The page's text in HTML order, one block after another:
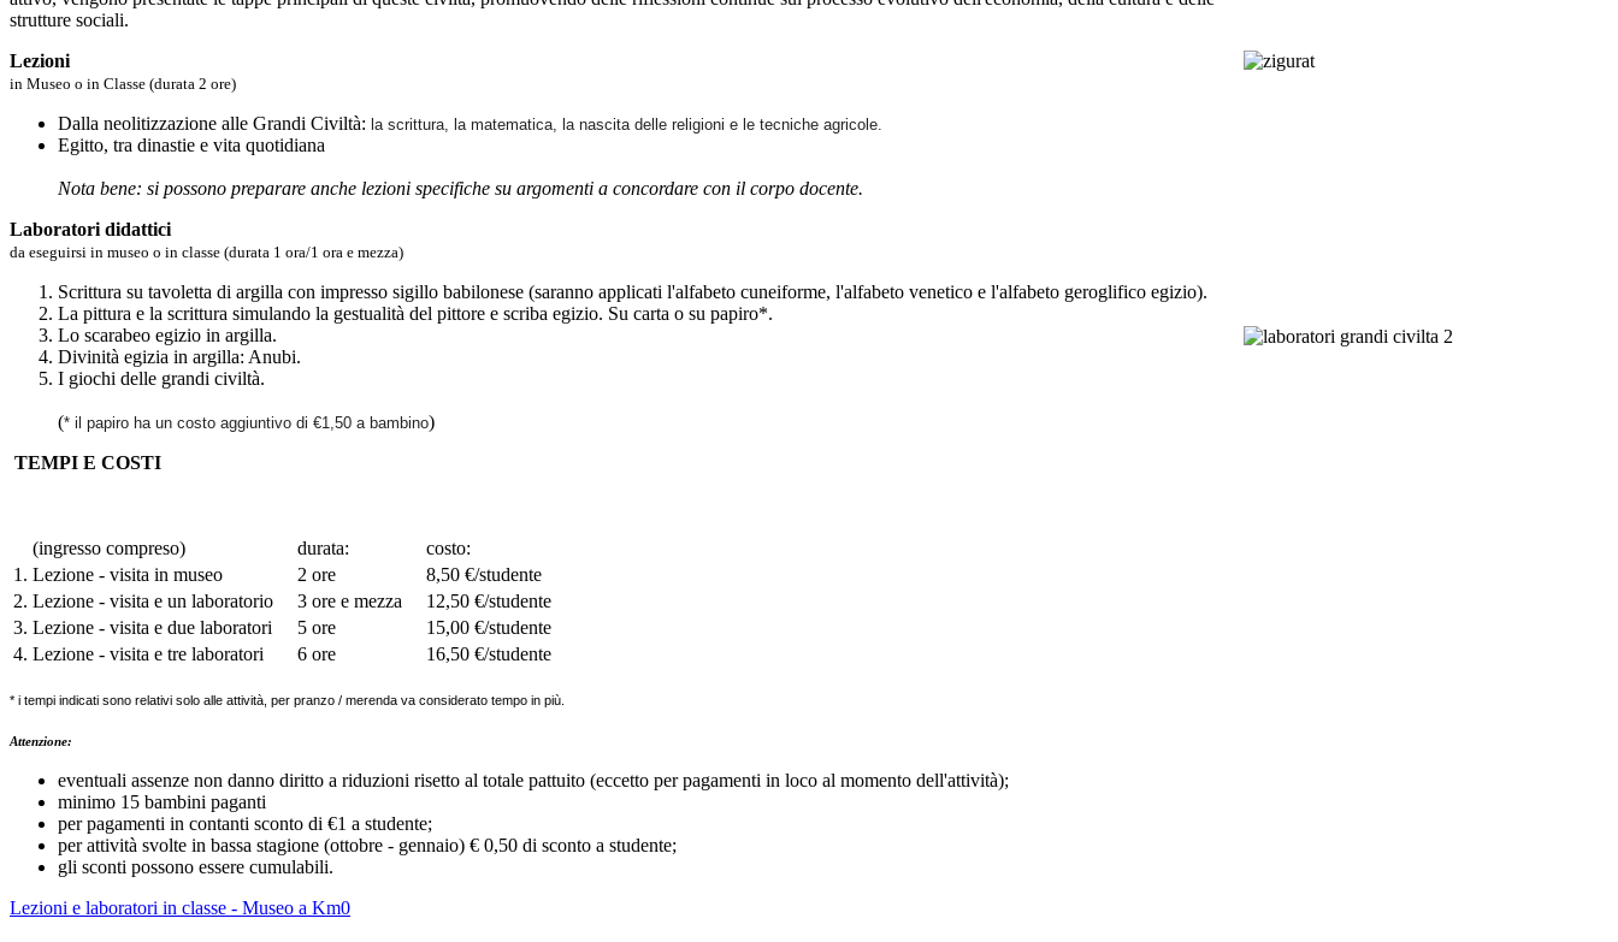
strutture sociali.
Lezioni
in Museo o in Classe (durata 2 ore)
Dalla neolitizzazione alle Grandi Civiltà: la scrittura, la matematica, la nascita delle religioni e le tecniche agricole.
Egitto, tra dinastie e vita quotidiana
Nota bene: si possono preparare anche lezioni specifiche su argomenti a concordare con il corpo docente.
Laboratori didattici
da eseguirsi in museo o in classe (durata 1 ora/1 ora e mezza)
Scrittura su tavoletta di argilla con impresso sigillo babilonese (saranno applicati l'alfabeto cuneiforme, l'alfabeto venetico e l'alfabeto geroglifico egizio).
La pittura e la scrittura simulando la gestualità del pittore e scriba egizio. Su carta o su papiro*.
Lo scarabeo egizio in argilla.
Divinità egizia in argilla: Anubi.
I giochi delle grandi civiltà.
(* il papiro ha un costo aggiuntivo di €1,50 a bambino)
TEMPI E COSTI
(ingresso compreso) durata:
costo:
1. Lezione - visita in museo 2 ore
8,50 €/studente
2. Lezione - visita e un laboratorio 3 ore e mezza
12,50 €/studente
3. Lezione - visita e due laboratori 5 ore
15,00 €/studente
4. Lezione - visita e tre laboratori 6 ore 16,50 €/studente
* i tempi indicati sono relativi solo alle attività, per pranzo / merenda va considerato tempo in più.
Attenzione:
eventuali assenze non danno diritto a riduzioni risetto al totale pattuito (eccetto per pagamenti in loco al momento dell'attività);
minimo 15 bambini paganti
per pagamenti in contanti sconto di €1 a studente;
per attività svolte in bassa stagione (ottobre - gennaio) € 0,50 di sconto a studente;
gli sconti possono essere cumulabili.
Lezioni e laboratori in classe - Museo a Km0